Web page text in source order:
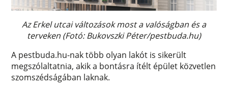
Az Erkel utcai változások most a valóságban és a
terveken (Fotó: Bukovszki Péter/pestbuda.hu)
A pestbuda.hu-nak több olyan lakót is sikerült
megszólaltatnia, akik a bontásra ítélt épület közvetlen
szomszédságában laknak.